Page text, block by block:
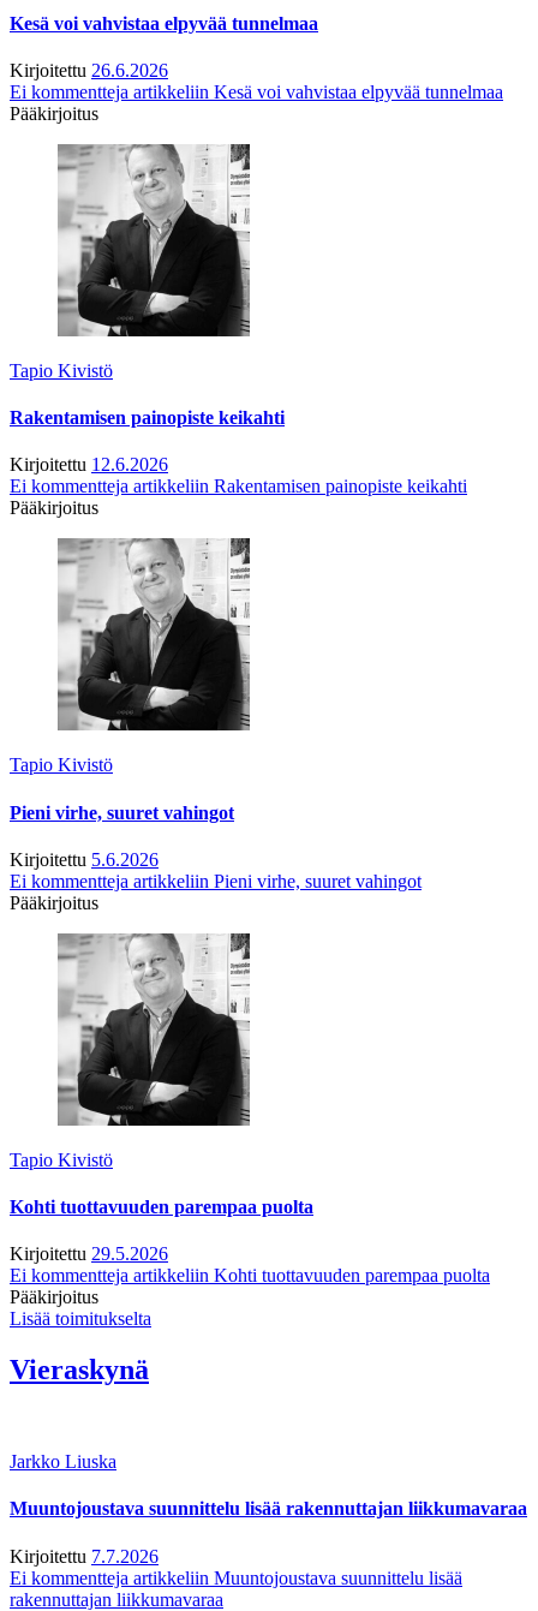
Kesä voi vahvistaa elpyvää tunnelmaa
Kirjoitettu 26.6.2026
Ei kommentteja artikkeliin Kesä voi vahvistaa elpyvää tunnelmaa
Pääkirjoitus
Tapio Kivistö
Rakentamisen painopiste keikahti
Kirjoitettu 12.6.2026
Ei kommentteja artikkeliin Rakentamisen painopiste keikahti
Pääkirjoitus
Tapio Kivistö
Pieni virhe, suuret vahingot
Kirjoitettu 5.6.2026
Ei kommentteja artikkeliin Pieni virhe, suuret vahingot
Pääkirjoitus
Tapio Kivistö
Kohti tuottavuuden parempaa puolta
Kirjoitettu 29.5.2026
Ei kommentteja artikkeliin Kohti tuottavuuden parempaa puolta
Pääkirjoitus
Lisää toimitukselta
Vieraskynä
Jarkko Liuska
Muuntojoustava suunnittelu lisää rakennuttajan liikkumavaraa
Kirjoitettu 7.7.2026
Ei kommentteja artikkeliin Muuntojoustava suunnittelu lisää
rakennuttajan liikkumavaraa